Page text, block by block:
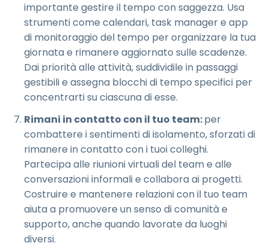
importante gestire il tempo con saggezza. Usa
strumenti come calendari, task manager e app
di monitoraggio del tempo per organizzare la tua
giornata e rimanere aggiornato sulle scadenze.
Dai priorità alle attività, suddividile in passaggi
gestibili e assegna blocchi di tempo specifici per
concentrarti su ciascuna di esse.
Rimani in contatto con il tuo team:per
combattere i sentimenti di isolamento, sforzati di
rimanere in contatto con i tuoi colleghi.
Partecipa alle riunioni virtuali del team e alle
conversazioni informali e collabora ai progetti.
Costruire e mantenere relazioni con il tuo team
aiuta a promuovere un senso di comunità e
supporto, anche quando lavorate da luoghi
diversi.